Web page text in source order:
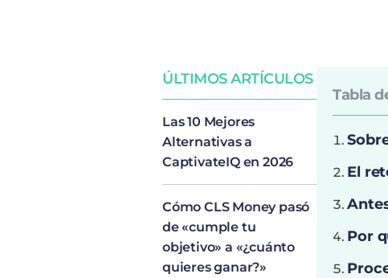
ÚLTIMOS ARTÍCULOS
Las 10 Mejores
Alternativas a
CaptivateIQ en 2026
Cómo CLS Money pasó
de «cumple tu
objetivo» a «¿cuánto
quieres ganar?»
Tabla
El
Por